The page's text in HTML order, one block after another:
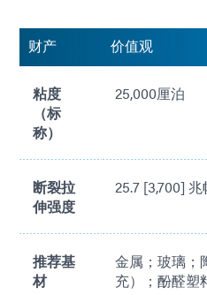
财产 价值观
粘度
（标
称）
25,000厘泊
断裂拉
伸强度
25.7 [3,700]
推荐基
材
金属；玻璃；
充）；酚醛塑